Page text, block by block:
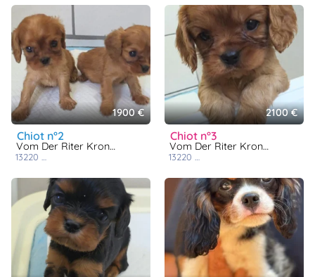
1900 €
chiot n°2
Vom Der Riter Kronen
13220
2100 €
chiot n°3
Vom Der Riter Kronen
13220